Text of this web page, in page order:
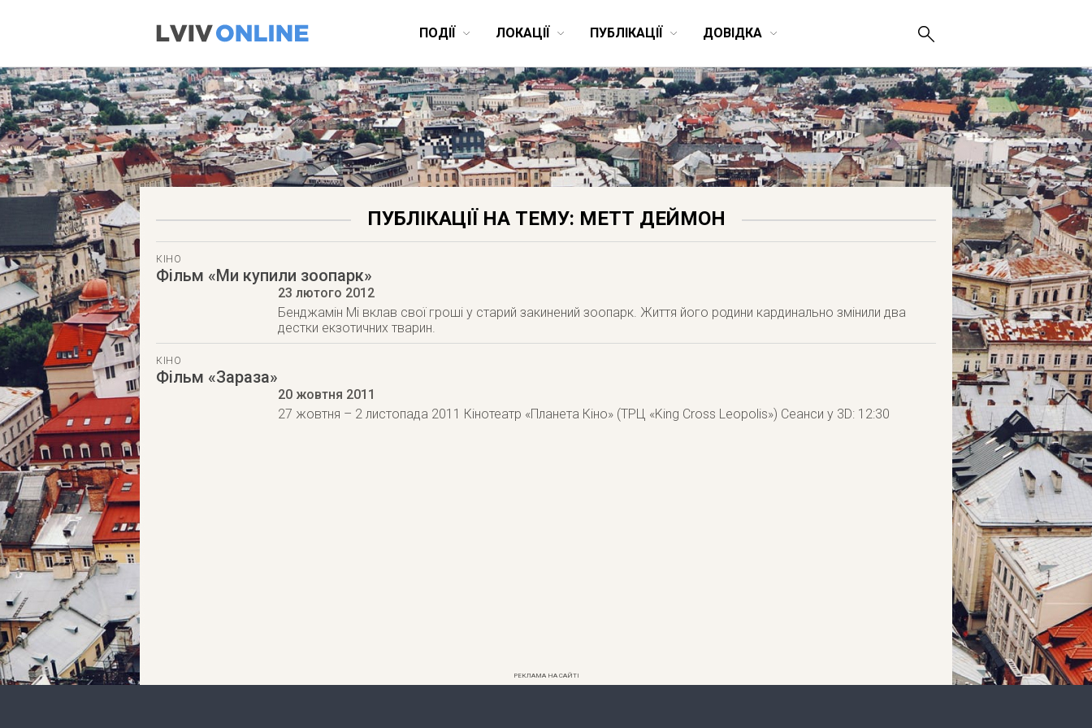
ПОДІЇ ЛОКАЦІЇ ПУБЛІКАЦІЇ ДОВІДКА
ПУБЛІКАЦІЇ НА ТЕМУ: МЕТТ ДЕЙМОН
КІНО
Фільм «Ми купили зоопарк»
23 лютого 2012
Бенджамін Мі вклав свої гроші у старий закинений зоопарк. Життя його родини кардинально змінили два
дестки екзотичних тварин.
КІНО
Фільм «Зараза»
20 жовтня 2011
27 жовтня – 2 листопада 2011 Кінотеатр «Планета Кіно» (ТРЦ «King Cross Leopolis») Сеанси у 3D: 12:30
РЕКЛАМА НА САЙТІ